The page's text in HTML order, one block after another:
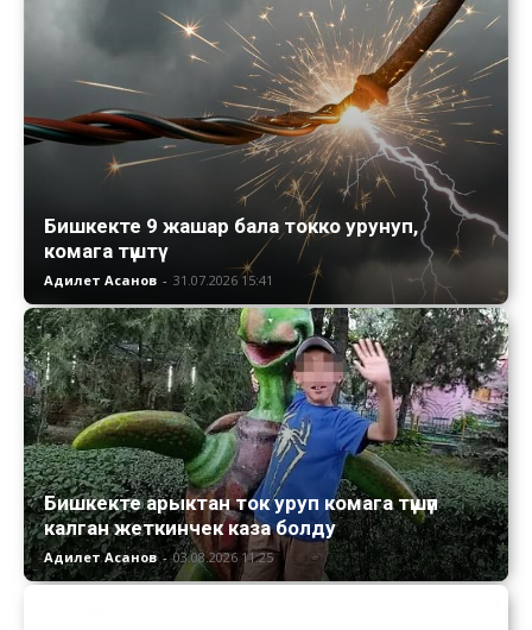
Бишкекте 9 жашар бала токко урунуп,
комага түштү
Адилет Асанов - 31.07.2026 15:41
Бишкекте арыктан ток уруп комага түшүп
калган жеткинчек каза болду
Адилет Асанов - 03.08.2026 11:25